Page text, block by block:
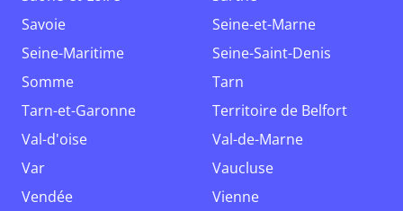
Savoie
Seine-et-Marne
Seine-Maritime
Seine-Saint-Denis
Somme
Tarn
Tarn-et-Garonne
Territoire de Belfort
Val-d'oise
Val-de-Marne
Var
Vaucluse
Vendée
Vienne